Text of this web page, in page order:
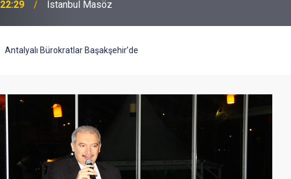
07:32 Kutu Sihirbazı ile Estetik, Dayanıklı ve Çevre Dostu Ambalaj
Antalyalı Bürokratlar Başakşehir’de